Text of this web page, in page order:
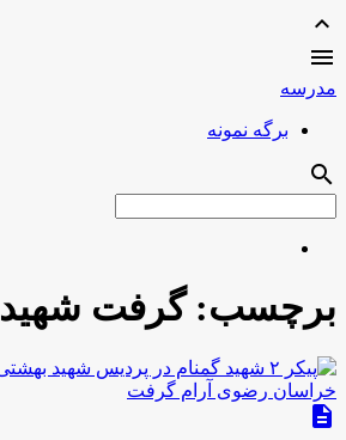
expand_less

مدرسه
برگه نمونه
search
برچسب:گرفت شهید
description